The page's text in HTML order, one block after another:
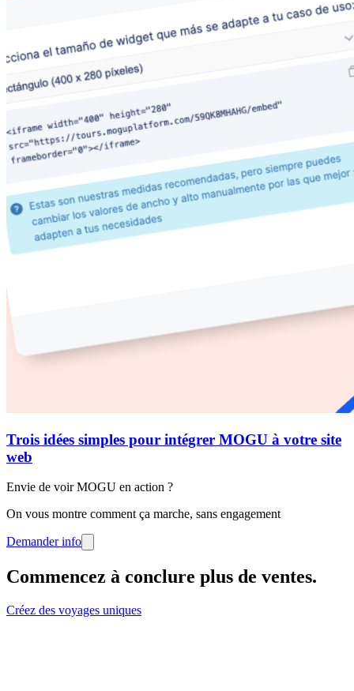
Trois idées simples pour intégrer MOGU à votre site
web
Envie de voir MOGU en action ?
On vous montre comment ça marche, sans engagement
Demander info
Commencez à conclure plus de ventes.
Créez des voyages uniques